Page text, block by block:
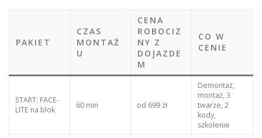
PAKIET
CZAS
MONTAŻ
U
CENA
ROBOCIZ
NY Z
DOJAZDE
M
CO W
CENIE
START: FACE-
LITE na blok
60 min od 699 zł
Demontaż,
montaż, 3
twarze, 2
kody,
szkolenie